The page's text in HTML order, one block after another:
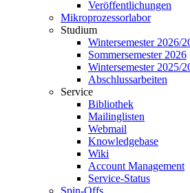
Veröffentlichungen
Mikroprozessorlabor
Studium
Wintersemester 2026/
Sommersemester 2026
Wintersemester 2025/
Abschlussarbeiten
Service
Bibliothek
Mailinglisten
Webmail
Knowledgebase
Wiki
Account Management
Service-Status
Spin-Offs